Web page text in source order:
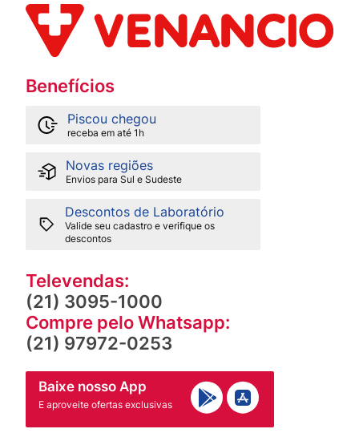
Benefícios
Piscou chegou
receba em até 1h
Novas regiões
Envios para Sul e Sudeste
Descontos de Laboratório
Valide seu cadastro e verifique os
descontos
Televendas:
(21) 3095-1000
Compre pelo Whatsapp:
(21) 97972-0253
Baixe nosso App
E aproveite ofertas exclusivas